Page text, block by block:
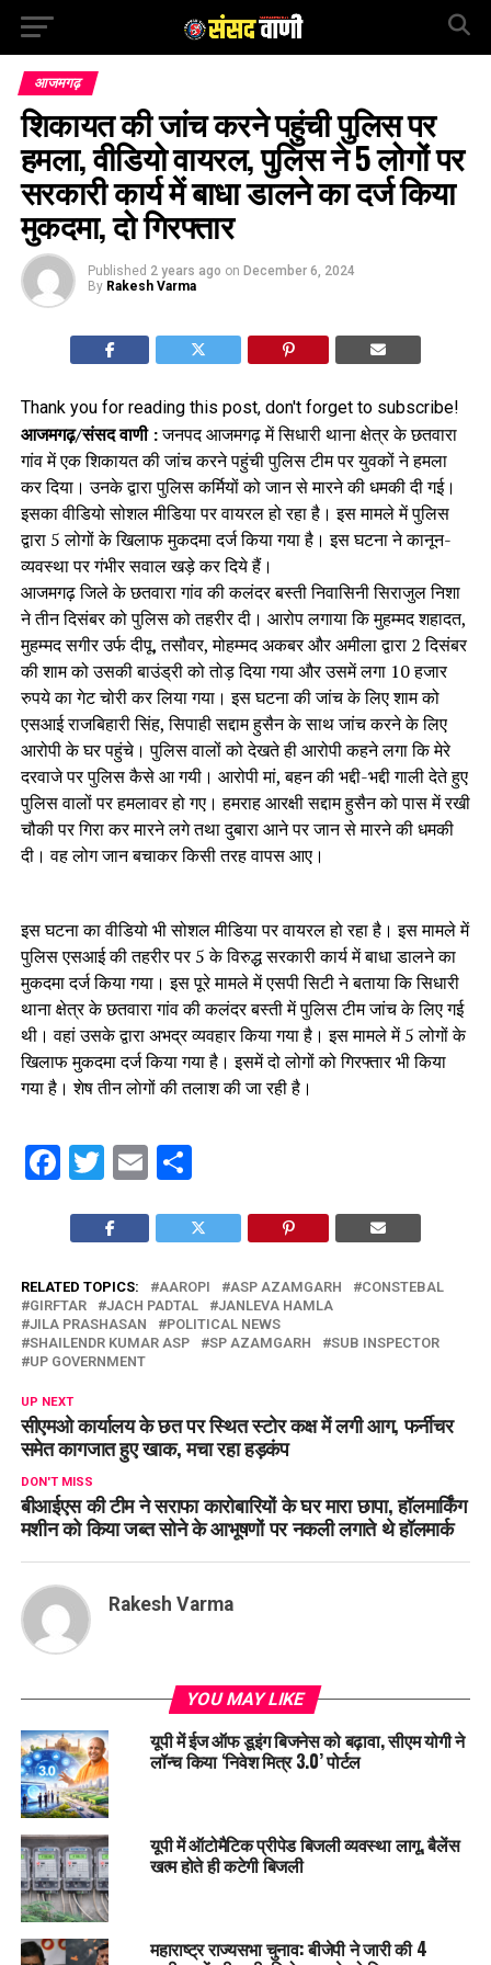
आजमगढ़
शिकायत की जांच करने पहुंची पुलिस पर
हमला, वीडियो वायरल, पुलिस ने 5 लोगों पर
सरकारी कार्य में बाधा डालने का दर्ज किया
मुकदमा, दो गिरफ्तार
Published 2 years ago on December 6, 2024
By Rakesh Varma
Thank you for reading this post, don't forget to subscribe!
आजमगढ़/संसद वाणी :जनपद आजमगढ़ में सिधारी थाना क्षेत्र के छतवारा
गांव में एक शिकायत की जांच करने पहुंची पुलिस टीम पर युवकों ने हमला
कर दिया। उनके द्वारा पुलिस कर्मियों को जान से मारने की धमकी दी गई।
इसका वीडियो सोशल मीडिया पर वायरल हो रहा है। इस मामले में पुलिस
द्वारा 5 लोगों के खिलाफ मुकदमा दर्ज किया गया है। इस घटना ने कानून-
व्यवस्था पर गंभीर सवाल खड़े कर दिये हैं।
आजमगढ़ जिले के छतवारा गांव की कलंदर बस्ती निवासिनी सिराजुल निशा
ने तीन दिसंबर को पुलिस को तहरीर दी। आरोप लगाया कि मुहम्मद शहादत,
मुहम्मद सगीर उर्फ दीपू, तसौवर, मोहम्मद अकबर और अमीला द्वारा 2 दिसंबर
की शाम को उसकी बाउंड्री को तोड़ दिया गया और उसमें लगा 10 हजार
रुपये का गेट चोरी कर लिया गया। इस घटना की जांच के लिए शाम को
एसआई राजबिहारी सिंह, सिपाही सद्दाम हुसैन के साथ जांच करने के लिए
आरोपी के घर पहुंचे। पुलिस वालों को देखते ही आरोपी कहने लगा कि मेरे
दरवाजे पर पुलिस कैसे आ गयी। आरोपी मां, बहन की भद्दी-भद्दी गाली देते हुए
पुलिस वालों पर हमलावर हो गए। हमराह आरक्षी सद्दाम हुसैन को पास में रखी
चौकी पर गिरा कर मारने लगे तथा दुबारा आने पर जान से मारने की धमकी
दी। वह लोग जान बचाकर किसी तरह वापस आए।
इस घटना का वीडियो भी सोशल मीडिया पर वायरल हो रहा है। इस मामले में
पुलिस एसआई की तहरीर पर 5 के विरुद्ध सरकारी कार्य में बाधा डालने का
मुकदमा दर्ज किया गया। इस पूरे मामले में एसपी सिटी ने बताया कि सिधारी
थाना क्षेत्र के छतवारा गांव की कलंदर बस्ती में पुलिस टीम जांच के लिए गई
थी। वहां उसके द्वारा अभद्र व्यवहार किया गया है। इस मामले में 5 लोगों के
खिलाफ मुकदमा दर्ज किया गया है। इसमें दो लोगों को गिरफ्तार भी किया
गया है। शेष तीन लाेगों की तलाश की जा रही है।
Facebook
Twitter
EmailShare
RELATED TOPICS: AAROPI ASP AZAMGARH
CONSTEBAL
GIRFTAR
JACH PADTAL
JANLEVA HAMLA
JILA PRASHASAN
POLITICAL NEWS
SHAILENDR KUMAR ASP
SP AZAMGARH
SUB INSPECTOR
UP GOVERNMENT
UP NEXT
सीएमओ कार्यालय के छत पर स्थित स्टोर कक्ष में लगी आग, फर्नीचर
समेत कागजात हुए खाक, मचा रहा हड़कंप
DON'T MISS
बीआईएस की टीम ने सराफा कारोबारियों के घर मारा छापा, हॉलमार्किंग
मशीन को किया जब्त सोने के आभूषणों पर नकली लगाते थे हॉलमार्क
Rakesh Varma
YOU MAY LIKE
यूपी में ईज ऑफ डूइंग बिजनेस को बढ़ावा, सीएम योगी ने
लॉन्च किया ‘निवेश मित्र 3.0’ पोर्टल
यूपी में ऑटोमैटिक प्रीपेड बिजली व्यवस्था लागू, बैलेंस
खत्म होते ही कटेगी बिजली
महाराष्ट्र राज्यसभा चुनाव: बीजेपी ने जारी की 4